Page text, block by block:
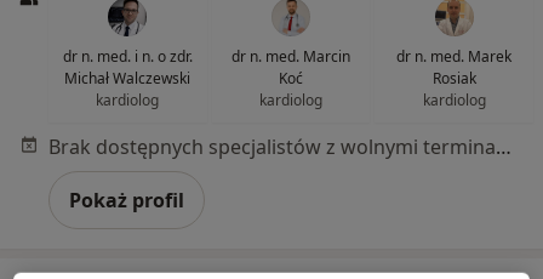
dr n. med. i n. o zdr.
Michał Walczewski
kardiolog
dr n. med. Marcin
Koć
kardiolog
dr n. med. Marek
Rosiak
kardiolog
Brak dostępnych specjalistów z wolnymi terminami w tym centrum medycznym.
Pokaż profil